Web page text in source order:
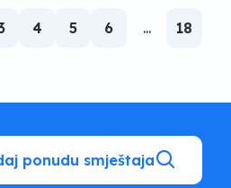
4 5 6 ... 18
ponudu smještaja